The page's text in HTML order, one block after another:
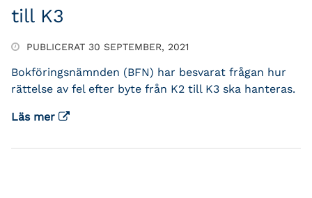
till K3
PUBLICERAT 30 SEPTEMBER, 2021
Bokföringsnämnden (BFN) har besvarat frågan hur
rättelse av fel efter byte från K2 till K3 ska hanteras.
Läs mer